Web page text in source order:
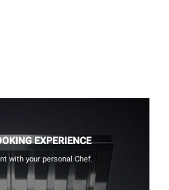
EXPERIENCE
with your personal Chef.